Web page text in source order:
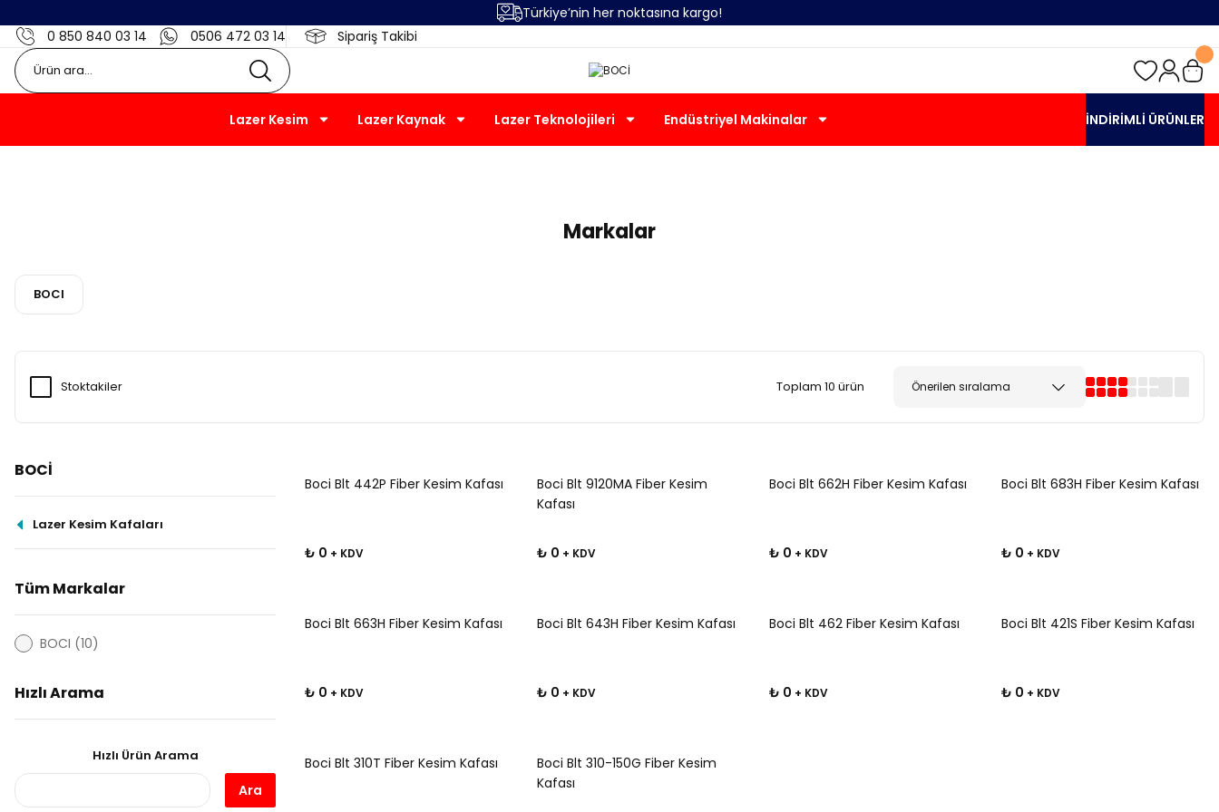
Türkiye’nin her noktasına kargo!
0 850 840 03 14
0506 472 03 14 Sipariş Takibi
Lazer Kesim Lazer Kaynak Lazer Teknolojileri Endüstriyel Makinalar İNDİRİMLİ ÜRÜNLER
Markalar
BOCI
Stoktakiler Toplam 10 ürün
BOCİ
Lazer Kesim Kafaları
Tüm Markalar
BOCI (10)
Hızlı Arama
Hızlı Ürün Arama
Ara
Boci Blt 442P Fiber Kesim Kafası
₺ 0 + KDV
Boci Blt 9120MA Fiber Kesim
Kafası
₺ 0 + KDV
Boci Blt 662H Fiber Kesim Kafası
₺ 0 + KDV
Boci Blt 683H Fiber Kesim Kafası
₺ 0 + KDV
Boci Blt 663H Fiber Kesim Kafası
₺ 0 + KDV
Boci Blt 643H Fiber Kesim Kafası
₺ 0 + KDV
Boci Blt 462 Fiber Kesim Kafası
₺ 0 + KDV
Boci Blt 421S Fiber Kesim Kafası
₺ 0 + KDV
Boci Blt 310T Fiber Kesim Kafası
Boci Blt 310-150G Fiber Kesim
Kafası